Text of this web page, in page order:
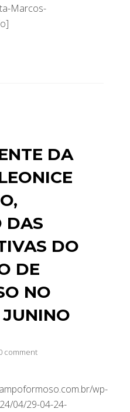
Marcos-
DA
DAS
DO
DE
NO
comment
wp-
04/29-04-24-